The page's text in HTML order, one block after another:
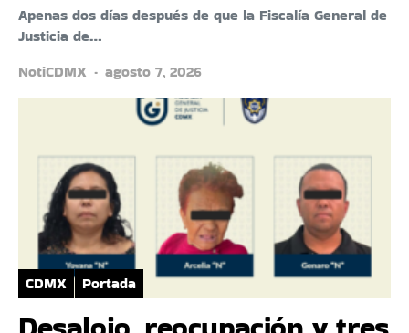
Apenas dos días después de que la Fiscalía General de
Justicia de…
NotiCDMX
agosto 7, 2026
CDMX Portada